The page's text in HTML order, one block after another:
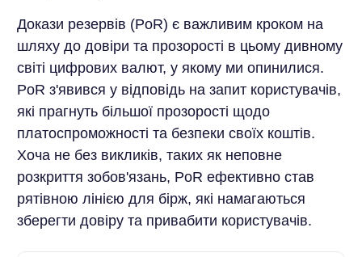
Докази резервів (PoR) є важливим кроком на
шляху до довіри та прозорості в цьому дивному
світі цифрових валют, у якому ми опинилися.
PoR з'явився у відповідь на запит користувачів,
які прагнуть більшої прозорості щодо
платоспроможності та безпеки своїх коштів.
Хоча не без викликів, таких як неповне
розкриття зобов'язань, PoR ефективно став
рятівною лінією для бірж, які намагаються
зберегти довіру та привабити користувачів.